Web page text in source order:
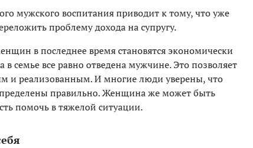
мужского воспитания приводит к тому, что уже
проблему дохода на супругу.
в последнее время становятся экономически
семье все равно отведена мужчине. Это позволяет
и реализованным. И многие люди уверены, что
правильно. Женщина же может быть
помочь в тяжелой ситуации.